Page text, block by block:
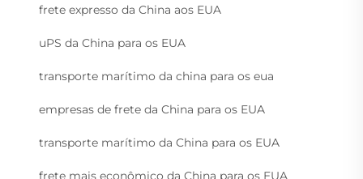
frete expresso da China aos EUA
uPS da China para os EUA
transporte marítimo da china para os eua
empresas de frete da China para os EUA
transporte marítimo da China para os EUA
frete mais econômico da China para os EUA